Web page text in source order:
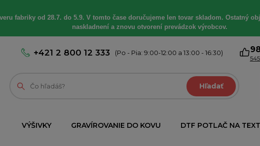
fabriky od 28.7. do 5.9. V tomto čase doručujeme len tovar skladom. Ostatný
naskladnení a znovu otvorení prevádzok výrobcov.
+421 2 800 12 333 (Po - Pia: 9:00-12:00 a 13:00 - 16:30)
Hľadať
VÝŠIVKY GRAVÍROVANIE DO KOVU DTF POTLAČ NA